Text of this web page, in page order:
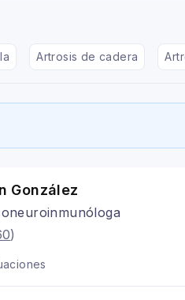
Artrosis de cadera
González
)